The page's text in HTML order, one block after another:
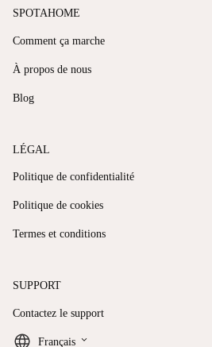
SPOTAHOME
Comment ça marche
À propos de nous
Blog
LÉGAL
Politique de confidentialité
Politique de cookies
Termes et conditions
SUPPORT
Contactez le support
Français keyboard_arrow_down